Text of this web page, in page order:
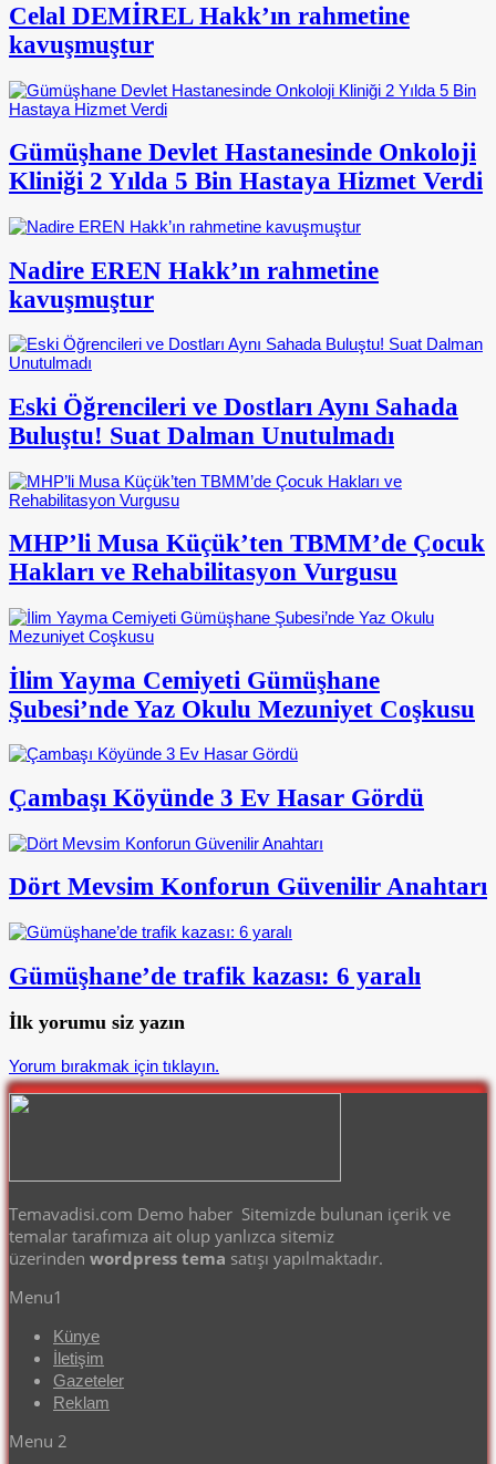
Celal DEMİREL Hakk’ın rahmetine
kavuşmuştur
Gümüşhane Devlet Hastanesinde Onkoloji
Kliniği 2 Yılda 5 Bin Hastaya Hizmet Verdi
Nadire EREN Hakk’ın rahmetine
kavuşmuştur
Eski Öğrencileri ve Dostları Aynı Sahada
Buluştu! Suat Dalman Unutulmadı
MHP’li Musa Küçük’ten TBMM’de Çocuk
Hakları ve Rehabilitasyon Vurgusu
İlim Yayma Cemiyeti Gümüşhane
Şubesi’nde Yaz Okulu Mezuniyet Coşkusu
Çambaşı Köyünde 3 Ev Hasar Gördü
Dört Mevsim Konforun Güvenilir Anahtarı
Gümüşhane’de trafik kazası: 6 yaralı
İlk yorumu siz yazın
Yorum bırakmak için tıklayın.
Temavadisi.com Demo haber Sitemizde bulunan içerik ve
temalar tarafımıza ait olup yanlızca sitemiz
üzerinden wordpress tema satışı yapılmaktadır.
Menu1
Künye
İletişim
Gazeteler
Reklam
Menu 2